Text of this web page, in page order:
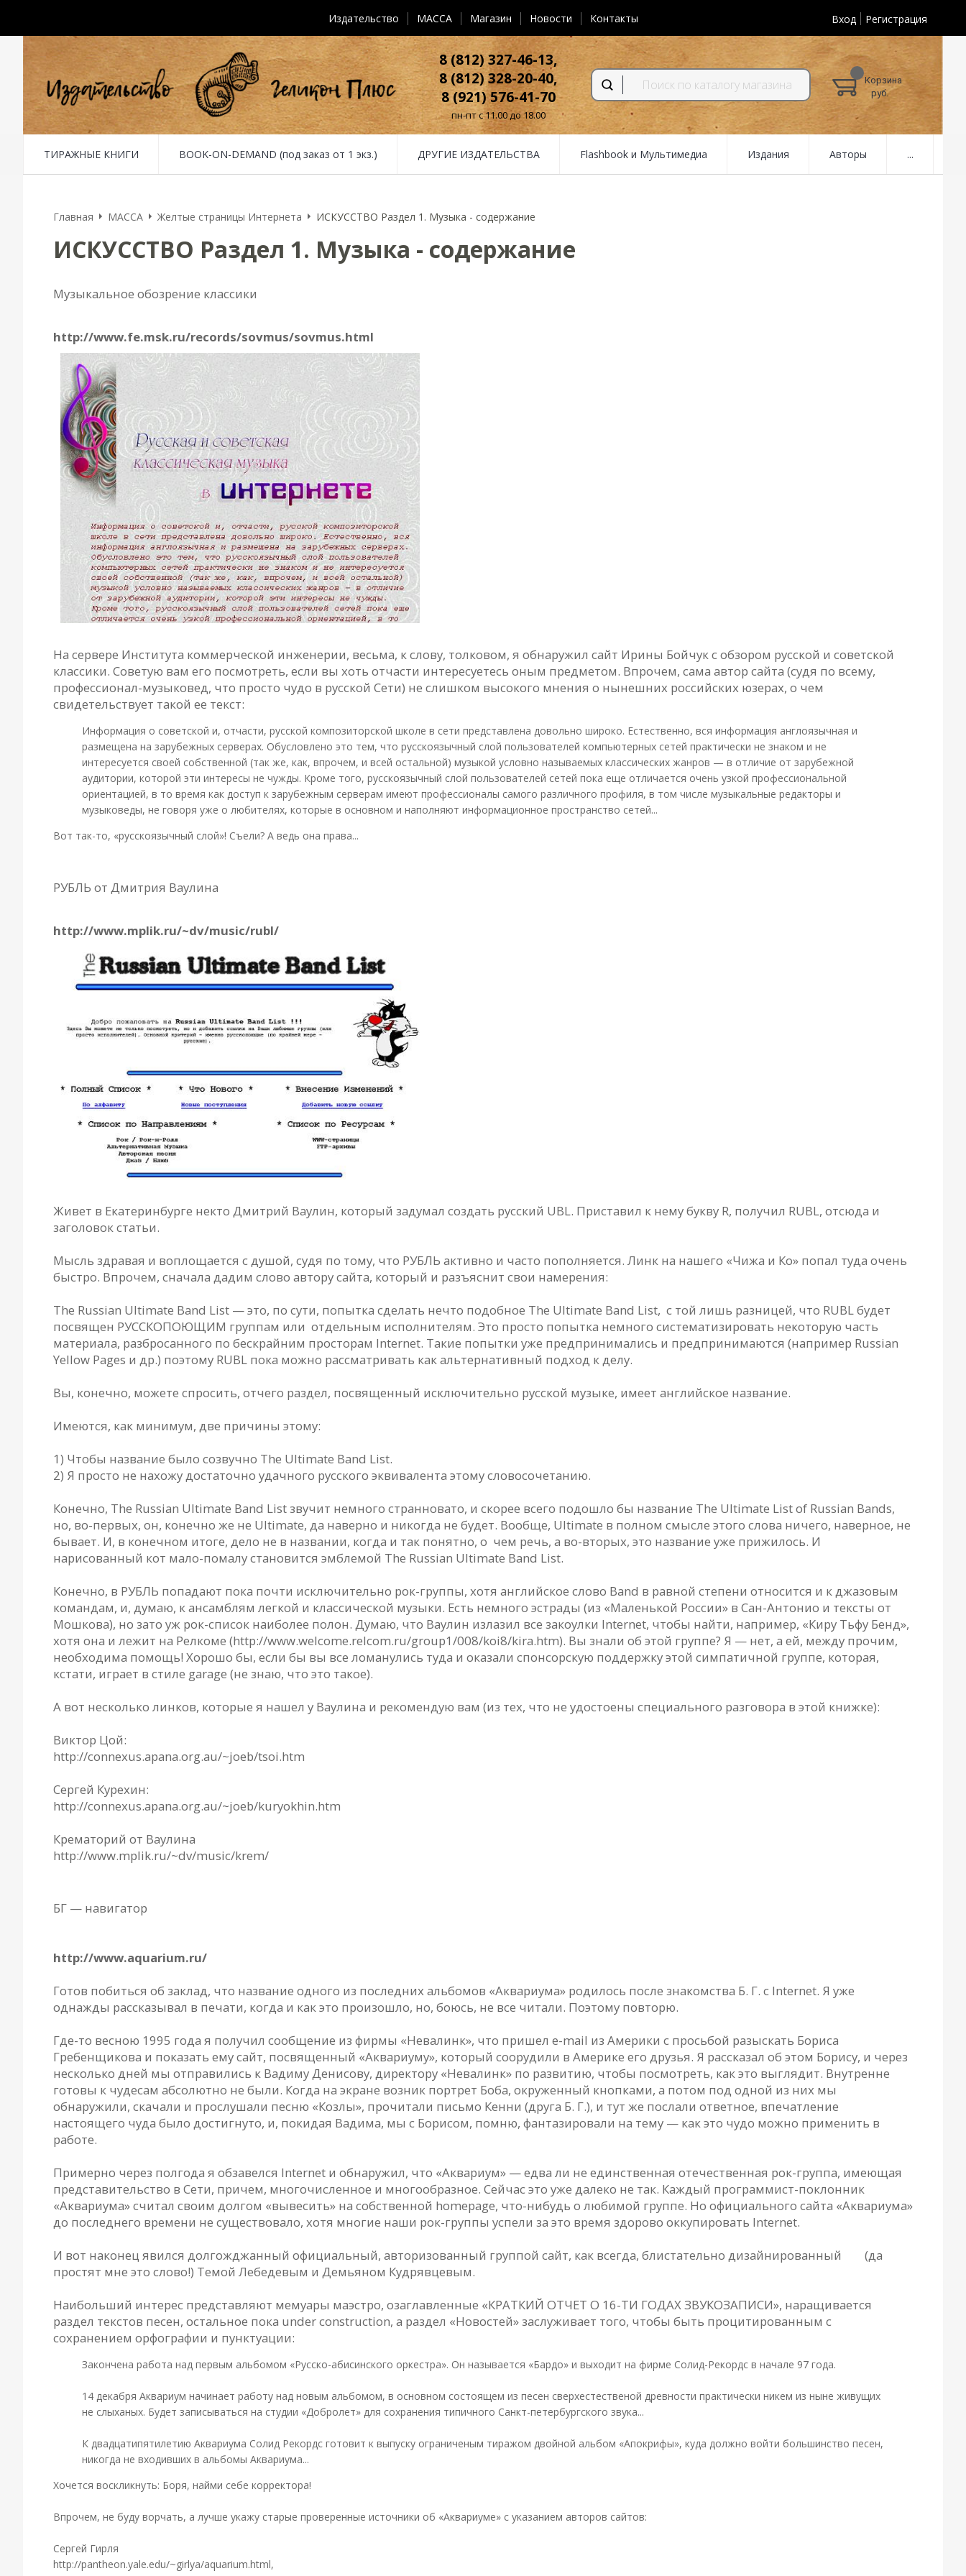
Издательство MACCA Магазин Новости Контакты Вход Регистрация
8 (812) 327-46-13,
8 (812) 328-20-40,
8 (921) 576-41-70
пн-пт с 11.00 до 18.00
Корзина
руб.
ТИРАЖНЫЕ КНИГИ BOOK-ON-DEMAND (под заказ от 1 экз.) ДРУГИЕ ИЗДАТЕЛЬСТВА Flashbook и Мультимедиа Издания Авторы ...
Главная MACCA Желтые страницы Интернета ИСКУССТВО Раздел 1. Музыка - содержание
ИСКУССТВО Раздел 1. Музыка - содержание
Музыкальное обозрение классики
http://www.fe.msk.ru/records/sovmus/sovmus.html
На сервере Института коммерческой инженерии, весьма, к слову, толковом, я обнаружил сайт Ирины Бойчук с обзором русской и советской
классики. Советую вам его посмотреть, если вы хоть отчасти интересуетесь оным предметом. Впрочем, сама автор сайта (судя по всему,
профессионал-музыковед, что просто чудо в русской Сети) не слишком высокого мнения о нынешних российских юзерах, о чем
свидетельствует такой ее текст:
Информация о советской и, отчасти, русской композиторской школе в сети представлена довольно широко. Естественно, вся информация англоязычная и
размещена на зарубежных серверах. Обусловлено это тем, что русскоязычный слой пользователей компьютерных сетей практически не знаком и не
интересуется своей собственной (так же, как, впрочем, и всей остальной) музыкой условно называемых классических жанров — в отличие от зарубежной
аудитории, которой эти интересы не чужды. Кроме того, русскоязычный слой пользователей сетей пока еще отличается очень узкой профессиональной
ориентацией, в то время как доступ к зарубежным серверам имеют профессионалы самого различного профиля, в том числе музыкальные редакторы и
музыковеды, не говоря уже о любителях, которые в основном и наполняют информационное пространство сетей...
Вот так-то, «русскоязычный слой»! Съели? А ведь она права...
РУБЛЬ от Дмитрия Ваулина
http://www.mplik.ru/~dv/music/rubl/
Живет в Екатеринбурге некто Дмитрий Ваулин, который задумал создать русский UBL. Приставил к нему букву R, получил RUBL, отсюда и
заголовок статьи.
Мысль здравая и воплощается с душой, судя по тому, что РУБЛЬ активно и часто пополняется. Линк на нашего «Чижа и Ко» попал туда очень
быстро. Впрочем, сначала дадим слово автору сайта, который и разъяснит свои намерения:
The Russian Ultimate Band List — это, по сути, попытка сделать нечто подобное The Ultimate Band List, с той лишь разницей, что RUBL будет
посвящен РУССКОПОЮЩИМ группам или отдельным исполнителям. Это просто попытка немного систематизировать некоторую часть
материала, разбросанного по бескрайним просторам Internet. Такие попытки уже предпринимались и предпринимаются (например Russian
Yellow Pages и др.) поэтому RUBL пока можно рассматривать как альтернативный подход к делу.
Вы, конечно, можете спросить, отчего раздел, посвященный исключительно русской музыке, имеет английское название.
Имеются, как минимум, две причины этому:
1) Чтобы название было созвучно The Ultimate Band List.
2) Я просто не нахожу достаточно удачного русского эквивалента этому словосочетанию.
Конечно, The Russian Ultimate Band List звучит немного странновато, и скорее всего подошло бы название The Ultimate List of Russian Bands,
но, во-первых, он, конечно же не Ultimate, да наверно и никогда не будет. Вообще, Ultimate в полном смысле этого слова ничего, наверное, не
бывает. И, в конечном итоге, дело не в названии, когда и так понятно, о чем речь, а во-вторых, это название уже прижилось. И
нарисованный кот мало-помалу становится эмблемой The Russian Ultimate Band List.
Конечно, в РУБЛЬ попадают пока почти исключительно рок-группы, хотя английское слово Band в равной степени относится и к джазовым
командам, и, думаю, к ансамблям легкой и классической музыки. Есть немного эстрады (из «Маленькой России» в Сан-Антонио и тексты от
Мошкова), но зато уж рок-список наиболее полон. Думаю, что Ваулин излазил все закоулки Internet, чтобы найти, например, «Киру Тьфу Бенд»,
хотя она и лежит на Релкоме (http://www.welcome.relcom.ru/group1/008/koi8/kira.htm). Вы знали об этой группе? Я — нет, а ей, между прочим,
необходима помощь! Хорошо бы, если бы вы все ломанулись туда и оказали спонсорскую поддержку этой симпатичной группе, которая,
кстати, играет в стиле garage (не знаю, что это такое).
А вот несколько линков, которые я нашел у Ваулина и рекомендую вам (из тех, что не удостоены специального разговора в этой книжке):
Виктор Цой:
http://connexus.apana.org.au/~joeb/tsoi.htm
Сергей Курехин:
http://connexus.apana.org.au/~joeb/kuryokhin.htm
Крематорий от Ваулина
http://www.mplik.ru/~dv/music/krem/
БГ — навигатор
http://www.aquarium.ru/
Готов побиться об заклад, что название одного из последних альбомов «Аквариума» родилось после знакомства Б. Г. с Internet. Я уже
однажды рассказывал в печати, когда и как это произошло, но, боюсь, не все читали. Поэтому повторю.
Где-то весною 1995 года я получил сообщение из фирмы «Невалинк», что пришел е-mail из Америки с просьбой разыскать Бориса
Гребенщикова и показать ему сайт, посвященный «Аквариуму», который соорудили в Америке его друзья. Я рассказал об этом Борису, и через
несколько дней мы отправились к Вадиму Денисову, директору «Невалинк» по развитию, чтобы посмотреть, как это выглядит. Внутренне
готовы к чудесам абсолютно не были. Когда на экране возник портрет Боба, окруженный кнопками, а потом под одной из них мы
обнаружили, скачали и прослушали песню «Козлы», прочитали письмо Кенни (друга Б. Г.), и тут же послали ответное, впечатление
настоящего чуда было достигнуто, и, покидая Вадима, мы с Борисом, помню, фантазировали на тему — как это чудо можно применить в
работе.
Примерно через полгода я обзавелся Internet и обнаружил, что «Аквариум» — едва ли не единственная отечественная рок-группа, имеющая
представительство в Сети, причем, многочисленное и многообразное. Сейчас это уже далеко не так. Каждый программист-поклонник
«Аквариума» считал своим долгом «вывесить» на собственной homepage, что-нибудь о любимой группе. Но официального сайта «Аквариума»
до последнего времени не существовало, хотя многие наши рок-группы успели за это время здорово оккупировать Internet.
И вот наконец явился долгожджанный официальный, авторизованный группой сайт, как всегда, блистательно дизайнированный (да
простят мне это слово!) Темой Лебедевым и Демьяном Кудрявцевым.
Наибольший интерес представляют мемуары маэстро, озаглавленные «КРАТКИЙ ОТЧЕТ О 16-ТИ ГОДАХ ЗВУКОЗАПИСИ», наращивается
раздел текстов песен, остальное пока under construction, а раздел «Новостей» заслуживает того, чтобы быть процитированным с
сохранением орфографии и пунктуации:
Закончена работа над первым альбомом «Русско-абисинского оркестра». Он называется «Бардо» и выходит на фирме Солид-Рекордс в начале 97 года.
14 декабря Аквариум начинает работу над новым альбомом, в основном состоящем из песен сверхестественой древности практически никем из ныне живущих
не слыханых. Будет записываться на студии «Добролет» для сохранения типичного Санкт-петербургского звука...
К двадцатипятилетию Аквариума Солид Рекордс готовит к выпуску ограниченым тиражом двойной альбом «Апокрифы», куда должно войти большинство песен,
никогда не входивших в альбомы Аквариума...
Хочется воскликнуть: Боря, найми себе корректора!
Впрочем, не буду ворчать, а лучше укажу старые проверенные источники об «Аквариуме» с указанием авторов сайтов:
Сергей Гирля
http://pantheon.yale.edu/~girlya/aquarium.html,